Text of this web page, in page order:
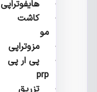
هایفوتراپی
کاشت
مو
مزوتراپی
پی ار پی
prp